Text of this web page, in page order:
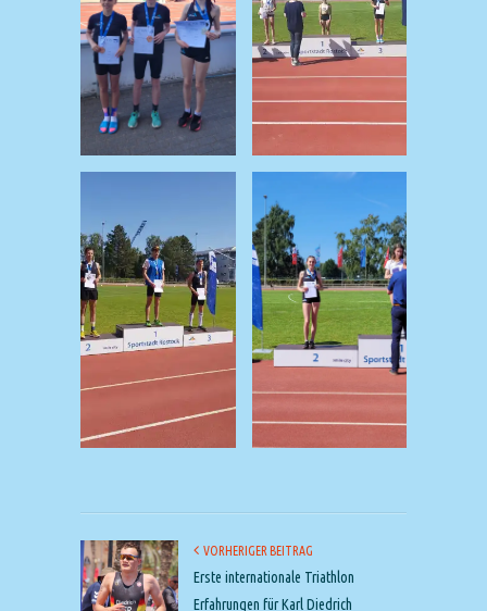
VORHERIGER BEITRAG
Erste internationale Triathlon
Erfahrungen für Karl Diedrich